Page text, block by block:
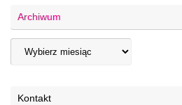
Archiwum
Kontakt